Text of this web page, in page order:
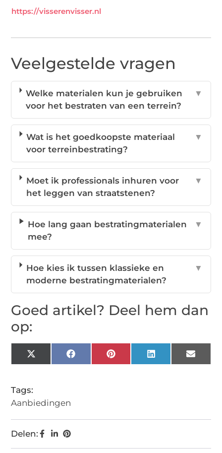
https://visserenvisser.nl
Veelgestelde vragen
Welke materialen kun je gebruiken
voor het bestraten van een terrein?
▼
Wat is het goedkoopste materiaal
voor terreinbestrating?
▼
Moet ik professionals inhuren voor
het leggen van straatstenen?
▼
Hoe lang gaan bestratingmaterialen
mee?
▼
Hoe kies ik tussen klassieke en
moderne bestratingmaterialen?
▼
Goed artikel? Deel hem dan
op:
X
(Twitter)
FacebookPinterestLinkedIn Email
Tags:
Aanbiedingen
Delen: